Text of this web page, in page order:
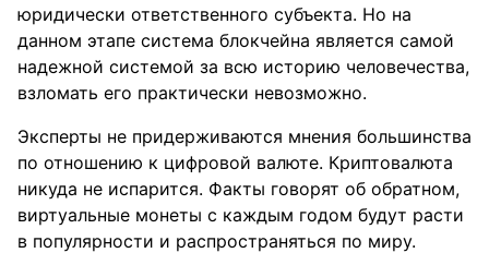
юридически ответственного субъекта. Но на
данном этапе система блокчейна является самой
надежной системой за всю историю человечества,
взломать его практически невозможно.
Эксперты не придерживаются мнения большинства
по отношению к цифровой валюте. Криптовалюта
никуда не испарится. Факты говорят об обратном,
виртуальные монеты с каждым годом будут расти
в популярности и распространяться по миру.